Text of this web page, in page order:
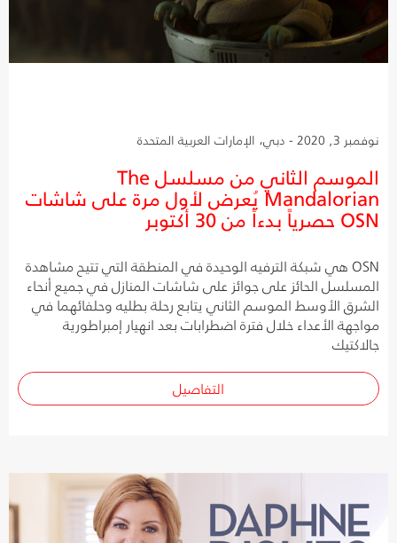
نوفمبر 3, 2020 - دبي، الإمارات العربية المتحدة
الموسم الثاني من مسلسل The
Mandalorian يُعرض لأول مرة على شاشات
OSN حصرياً بدءاً من 30 أكتوبر
OSN هي شبكة الترفيه الوحيدة في المنطقة التي تتيح مشاهدة
المسلسل الحائز على جوائز على شاشات المنازل في جميع أنحاء
الشرق الأوسط الموسم الثاني يتابع رحلة بطليه وحلفائهما في
مواجهة الأعداء خلال فترة اضطرابات بعد انهيار إمبراطورية
جالاكتيك
التفاصيل